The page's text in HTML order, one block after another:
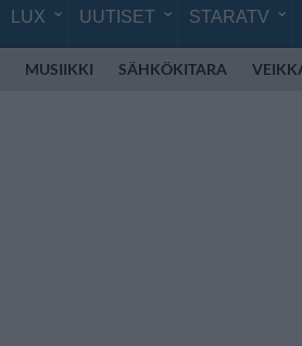
LUX UUTISET STARATV
MUSIIKKI SÄHKÖKITARA